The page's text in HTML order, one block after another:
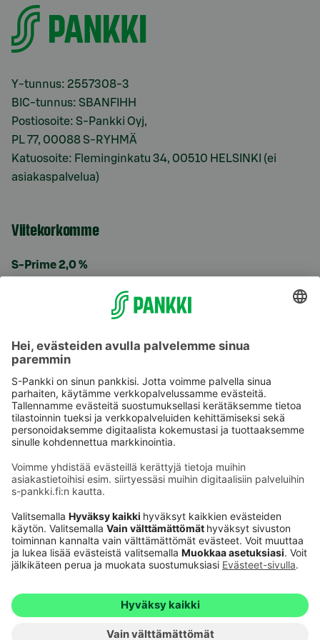
Y-tunnus: 2557308-3
BIC-tunnus: SBANFIHH
Postiosoite: S-Pankki Oyj,
PL 77, 00088 S-RYHMÄ
Katuosoite: Fleminginkatu 34, 00510 HELSINKI (ei
asiakaspalvelua)
Viitekorkomme
S-Prime 2,0 %
Käyttöehdot
Saavutettavuusseloste
Evästeet
Verkkopalvelujen käytön edellytykset